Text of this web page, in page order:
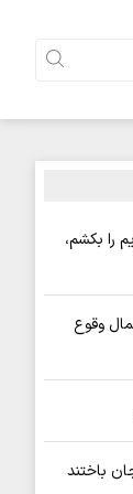
را بکشم،
وقوع